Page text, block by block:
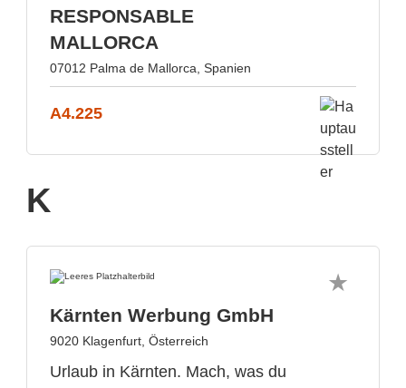
RESPONSABLE
MALLORCA
07012 Palma de Mallorca, Spanien
A4.225
K
Kärnten Werbung GmbH
9020 Klagenfurt, Österreich
Urlaub in Kärnten. Mach, was du